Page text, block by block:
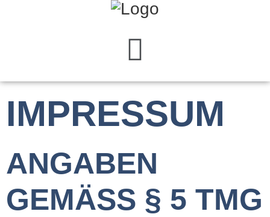
IMPRESSUM
ANGABEN
GEMÄSS § 5 TMG